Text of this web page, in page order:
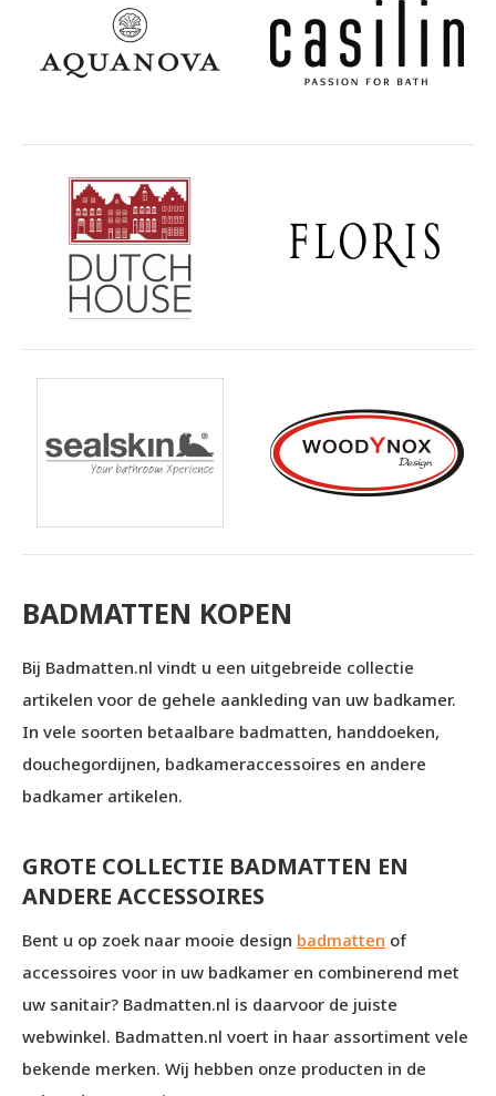
BADMATTEN KOPEN
Bij Badmatten.nl vindt u een uitgebreide collectie
artikelen voor de gehele aankleding van uw badkamer.
In vele soorten betaalbare badmatten, handdoeken,
douchegordijnen, badkameraccessoires en andere
badkamer artikelen.
GROTE COLLECTIE BADMATTEN EN
ANDERE ACCESSOIRES
Bent u op zoek naar mooie design badmatten of
accessoires voor in uw badkamer en combinerend met
uw sanitair? Badmatten.nl is daarvoor de juiste
webwinkel. Badmatten.nl voert in haar assortiment vele
bekende merken. Wij hebben onze producten in de